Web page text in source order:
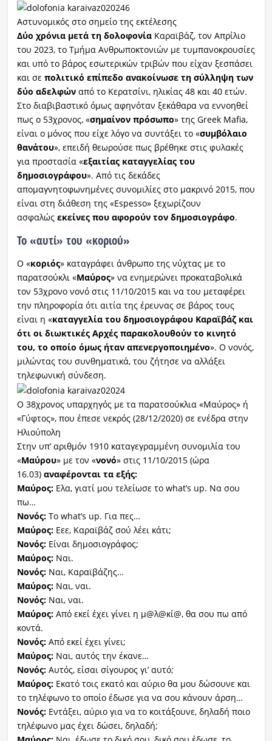
Αστυνομικός στο σημείο της εκτέλεσης
Δύο χρόνια μετά τη δολοφονίαΚαραϊβάζ, τον Απρίλιο
του 2023, το Τμήμα Ανθρωποκτονιών με τυμπανοκρουσίες
και υπό το βάρος εσωτερικών τριβών που είχαν ξεσπάσει
και σε πολιτικό επίπεδο ανακοίνωσε τη σύλληψη των
δύο αδελφώναπό το Κερατσίνι, ηλικίας 48 και 40 ετών.
Στο διαβιβαστικό όμως αφηνόταν ξεκάθαρα να εννοηθεί
πως ο 53χρονος, «σημαίνον πρόσωπο» της Greek Mafia,
είναι ο μόνος που είχε λόγο να συντάξει το «συμβόλαιο
θανάτου», επειδή θεωρούσε πως βρέθηκε στις φυλακές
για προστασία «εξαιτίας καταγγελίας του
δημοσιογράφου». Από τις δεκάδες
απομαγνητοφωνημένες συνομιλίες στο μακρινό 2015, που
είναι στη διάθεση της «Espesso» ξεχωρίζουν
ασφαλώς εκείνες που αφορούν τον δημοσιογράφο.
Το «αυτί» του «κοριού»
Ο «κοριός» καταγράφει άνθρωπο της νύχτας με το
παρατσούκλι «Μαύρος» να ενημερώνει προκαταβολικά
τον 53χρονο νονό στις 11/10/2015 και να του μεταφέρει
την πληροφορία ότι αιτία της έρευνας σε βάρος τους
είναι η «καταγγελία του δημοσιογράφου Καραϊβάζ και
ότι οι διωκτικές Αρχές παρακολουθούν το κινητό
του, το οποίο όμως ήταν απενεργοποιημένο». Ο νονός,
μιλώντας του συνθηματικά, του ζήτησε να αλλάξει
τηλεφωνική σύνδεση.
Ο 38χρονος υπαρχηγός με τα παρατσούκλια «Μαύρος» ή
«Γύφτος», που έπεσε νεκρός (28/12/2020) σε ενέδρα στην
Ηλιούπολη
Στην υπ’ αριθμόν 1910 καταγεγραμμένη συνομιλία του
«Μαύρου» με τον «νονό» στις 11/10/2015 (ώρα
16.03) αναφέρονται τα εξής:
Μαύρος:Ελα, γιατί μου τελείωσε το what’s up. Να σου
πω…
Νονός:Το what’s up. Για πες…
Μαύρος:Εεε, Καραϊβάζ σού λέει κάτι;
Νονός:Είναι δημοσιογράφος;
Μαύρος:Ναι.
Νονός:Ναι, Καραϊβάζης…
Μαύρος:Ναι, ναι.
Νονός:Ναι, ναι.
Μαύρος:Από εκεί έχει γίνει η μ@λ@κί@, θα σου πω από
κοντά.
Νονός:Από εκεί έχει γίνει;
Μαύρος:Ναι, αυτός την έκανε…
Νονός:Αυτός, είσαι σίγουρος γι’ αυτό;
Μαύρος:Εκατό τοις εκατό και αύριο θα μου δώσουνε και
το τηλέφωνο το οποίο έδωσε για να σου κάνουν άρση…
Νονός:Εντάξει, αύριο για να το κοιτάξουνε, δηλαδή ποιο
τηλέφωνο μας έχει δώσει, δηλαδή;